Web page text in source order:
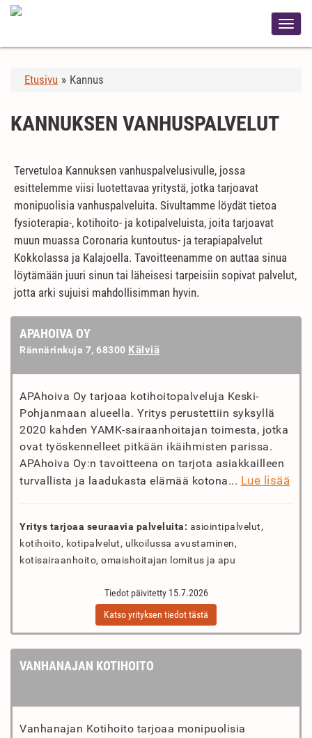
Etusivu » Kannus
KANNUKSEN VANHUSPALVELUT
Tervetuloa Kannuksen vanhuspalvelusivulle, jossa
esittelemme viisi luotettavaa yritystä, jotka tarjoavat
monipuolisia vanhuspalveluita. Sivultamme löydät tietoa
fysioterapia-, kotihoito- ja kotipalveluista, joita tarjoavat
muun muassa Coronaria kuntoutus- ja terapiapalvelut
Kokkolassa ja Kalajoella. Tavoitteenamme on auttaa sinua
löytämään juuri sinun tai läheisesi tarpeisiin sopivat palvelut,
jotta arki sujuisi mahdollisimman hyvin.
APAHOIVA OY
Rännärinkuja 7, 68300 Kälviä
APAhoiva Oy tarjoaa kotihoitopalveluja Keski-
Pohjanmaan alueella. Yritys perustettiin syksyllä
2020 kahden YAMK-sairaanhoitajan toimesta, jotka
ovat työskennelleet pitkään ikäihmisten parissa.
APAhoiva Oy:n tavoitteena on tarjota asiakkailleen
turvallista ja laadukasta elämää kotona... Lue lisää
Yritys tarjoaa seuraavia palveluita: asiointipalvelut,
kotihoito, kotipalvelut, ulkoilussa avustaminen,
kotisairaanhoito, omaishoitajan lomitus ja apu
Tiedot päivitetty 15.7.2026
Katso yrityksen tiedot tästä
VANHANAJAN KOTIHOITO
Vanhanajan Kotihoito tarjoaa monipuolisia